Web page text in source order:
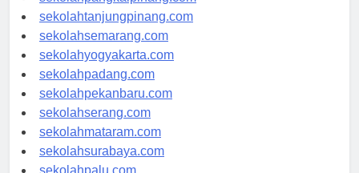
sekolahpangkalpinang.com
sekolahtanjungpinang.com
sekolahsemarang.com
sekolahyogyakarta.com
sekolahpadang.com
sekolahpekanbaru.com
sekolahserang.com
sekolahmataram.com
sekolahsurabaya.com